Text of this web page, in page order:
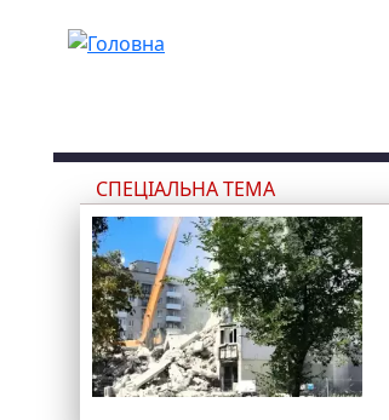
СПЕЦІАЛЬНА ТЕМА